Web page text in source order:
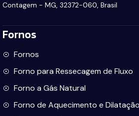
Contagem - MG, 32372-060, Brasil
Fornos
Fornos
Forno para Ressecagem de Fluxo
Forno a Gás Natural
Forno de Aquecimento e Dilatação